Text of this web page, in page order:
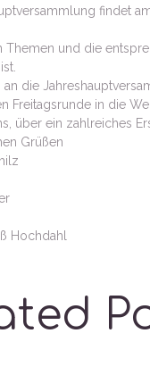
findet
Themen und die
an die
Freitagsrunde in die
über ein zahlreiches
Grüßen
Hochdahl